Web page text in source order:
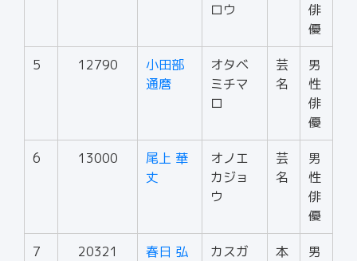
ロウ
俳
優
5 12790
小田部
通麿
オタベ
ミチマ
ロ
芸
名
男
性
俳
優
6 13000
尾上 華
丈
オノエ
カジョ
ウ
芸
名
男
性
俳
優
7 20321 春日 弘
カスガ
本
男